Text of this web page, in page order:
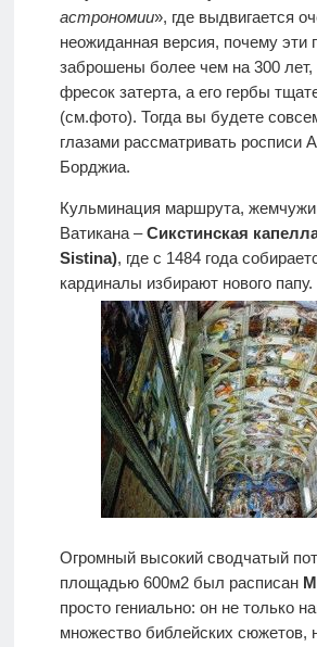
астрономии», где выдвигается
неожиданная версия, почему эти
заброшены более чем на 300 лет,
фресок затерта, а его гербы
(см.фото). Тогда вы будете
глазами рассматривать росписи
Борджиа.
Кульминация маршрута,
Ватикана –Сикстинская
Sistina), где с 1484 года
кардиналы избирают нового папу.
Огромный высокий сводчатый
площадью 600м2 был расписан
просто гениально: он не только
множество библейских сюжетов,